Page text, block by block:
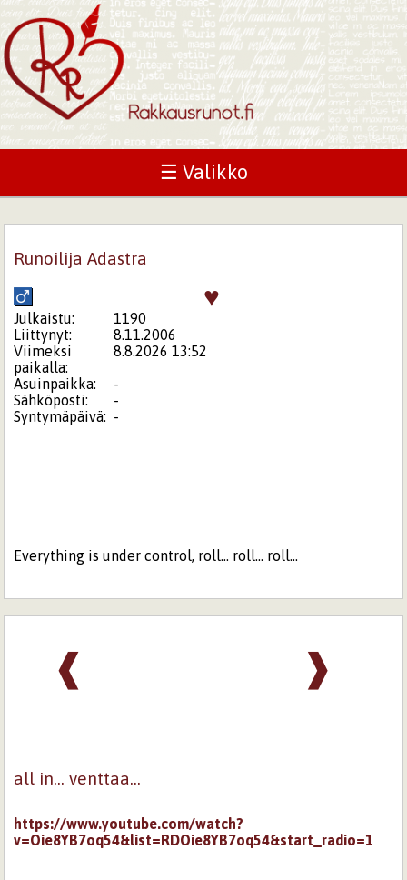
☰ Valikko
Runoilija Adastra
♥
Julkaistu:
1190
Liittynyt:
8.11.2006
Viimeksi
paikalla:
8.8.2026 13:52
Asuinpaikka:
-
Sähköposti:
-
Syntymäpäivä: -
Everything is under control, roll... roll... roll...
❱
❰
all in... venttaa...
https://www.youtube.com/watch?
v=Oie8YB7oq54&list=RDOie8YB7oq54&start_radio=1